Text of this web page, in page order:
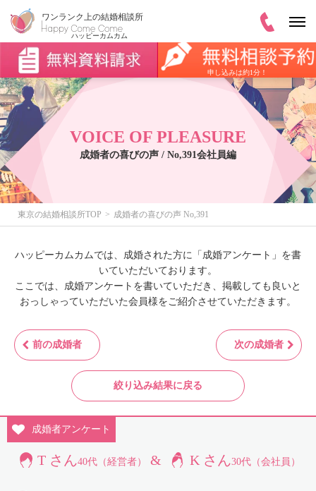
申し込みは約1分！
VOICE OF PLEASURE
成婚者の喜びの声 / No,391会社員編
東京の結婚相談所TOP 成婚者の喜びの声 No,391
ハッピーカムカムでは、成婚された方に「成婚アンケート」を書
いていただいております。
ここでは、成婚アンケートを書いていただき、掲載しても良いと
おっしゃっていただいた会員様をご紹介させていただきます。
前の成婚者 次の成婚者
絞り込み結果に戻る
成婚者アンケート
T さん40代（経営者） & K さん30代（会社員）